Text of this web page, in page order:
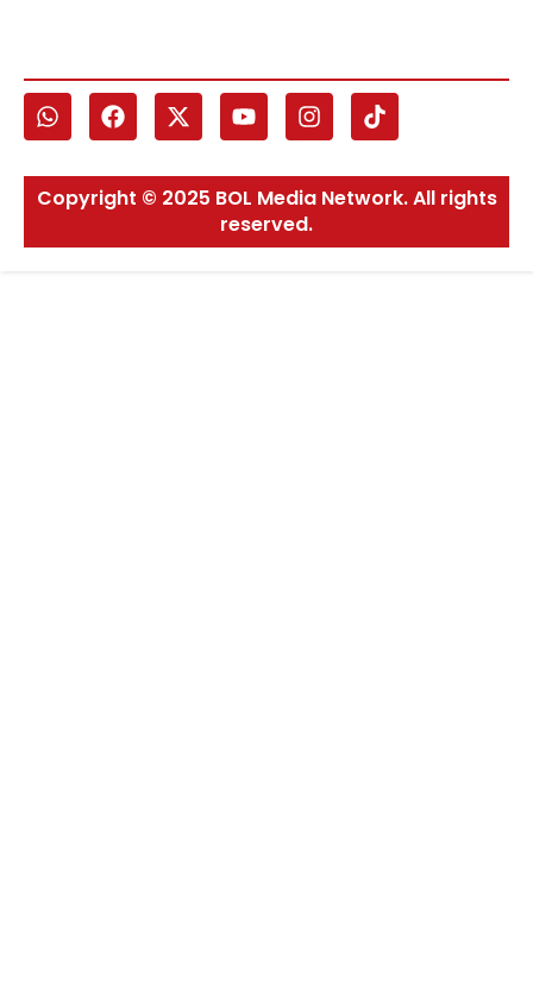
Copyright © 2025 BOL Media Network. All rights
reserved.